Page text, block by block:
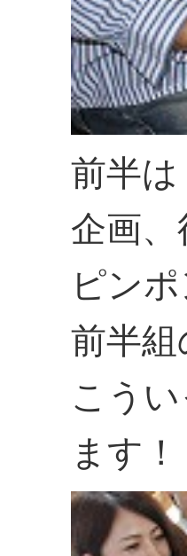
前半
企画
ピン
前半
こう
ます！